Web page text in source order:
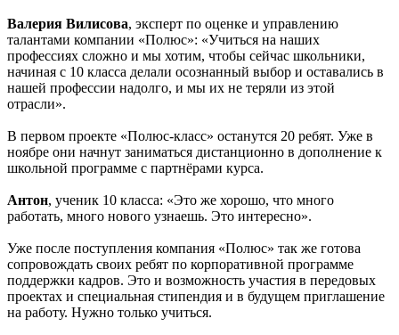
Валерия Вилисова, эксперт по оценке и управлению
талантами компании «Полюс»: «Учиться на наших
профессиях сложно и мы хотим, чтобы сейчас школьники,
начиная с 10 класса делали осознанный выбор и оставались в
нашей профессии надолго, и мы их не теряли из этой
отрасли».
В первом проекте «Полюс-класс» останутся 20 ребят. Уже в
ноябре они начнут заниматься дистанционно в дополнение к
школьной программе с партнёрами курса.
Антон, ученик 10 класса: «Это же хорошо, что много
работать, много нового узнаешь. Это интересно».
Уже после поступления компания «Полюс» так же готова
сопровождать своих ребят по корпоративной программе
поддержки кадров. Это и возможность участия в передовых
проектах и специальная стипендия и в будущем приглашение
на работу. Нужно только учиться.